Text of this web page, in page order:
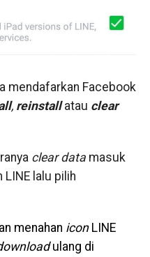
mendafarkan Facebook
, reinstallatau clear
clear datamasuk
LINE lalu pilih
menahan iconLINE
ulang di